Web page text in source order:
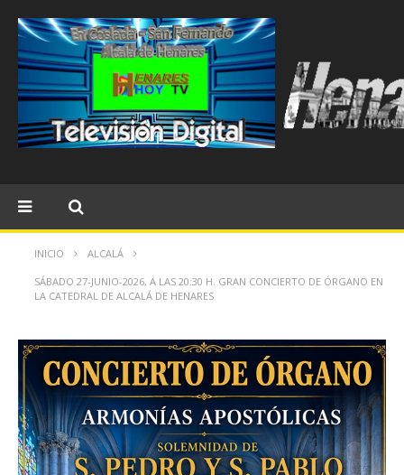
INICIO ALCALÁ
SÁBADO 27-JUNIO-2026, A LAS 20:30 H. GRAN CONCIERTO DE ÓRGANO EN
LA CATEDRAL DE ALCALÁ DE HENARES